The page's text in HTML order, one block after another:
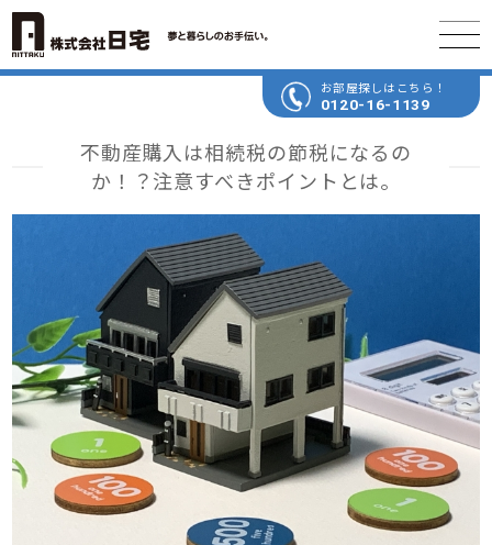
お部屋探しはこちら！
0120-16-1139
不動産購入は相続税の節税になるの
か！？注意すべきポイントとは。